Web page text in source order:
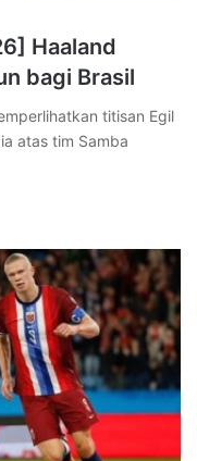
Haaland
bagi Brasil
titisan Egil
atas tim Samba